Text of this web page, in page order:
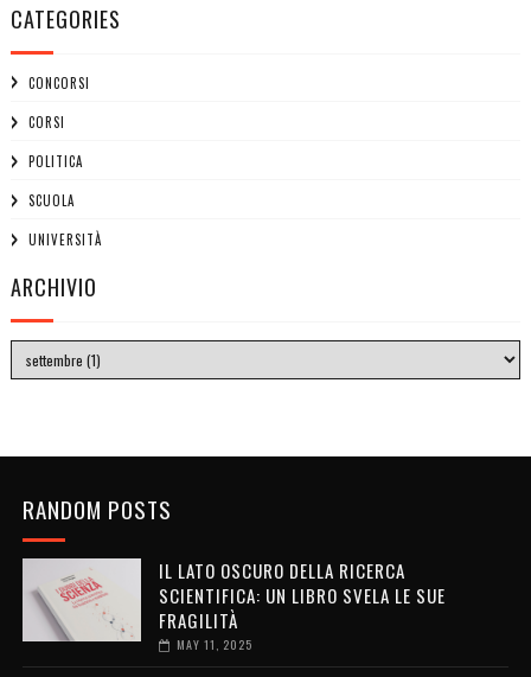
CATEGORIES
CONCORSI
CORSI
POLITICA
SCUOLA
UNIVERSITÀ
ARCHIVIO
RANDOM POSTS
IL LATO OSCURO DELLA RICERCA
SCIENTIFICA: UN LIBRO SVELA LE SUE
FRAGILITÀ
MAY 11, 2025